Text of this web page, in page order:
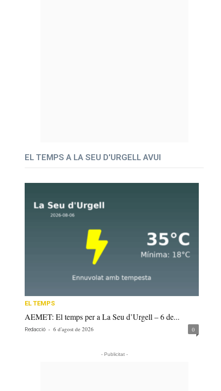
EL TEMPS A LA SEU D'URGELL AVUI
EL TEMPS
AEMET: El temps per a La Seu d’Urgell – 6 de...
Redacció - 6 d'agost de 2026 0
- Publicitat -